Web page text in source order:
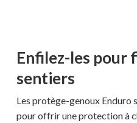
Enfilez-les pour
sentiers
Les protège-genoux Enduro
pour offrir une protection à